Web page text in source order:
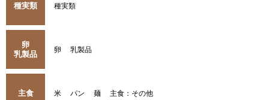
種実類 種実類
卵
乳製品
卵 乳製品
主食 米 パン 麺 主食：その他